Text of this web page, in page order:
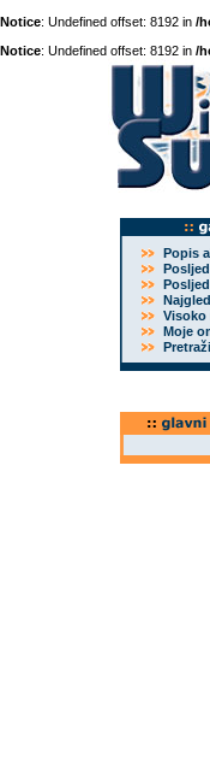
Notice: Undefined offset: 8192 in /
Notice: Undefined offset: 8192 in /
Popis
Visoko
Moje